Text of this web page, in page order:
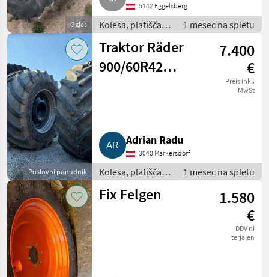
Oglas
5142 Eggelsberg
Kolesa, platišča in
pnevmatike /
Druga kolesa,
platišča in
pnevmatike
1 mesec na spletu
Poslovni ponudnik
Traktor Räder
900/60R42
900 High Power
7.400
€
Preis inkl.
MwSt
Adrian Radu
3040 Markersdorf
Kolesa, platišča in
pnevmatike /
Druga kolesa,
1 mesec na spletu
Fix Felgen
1.580
€
DDV ni
terjalen